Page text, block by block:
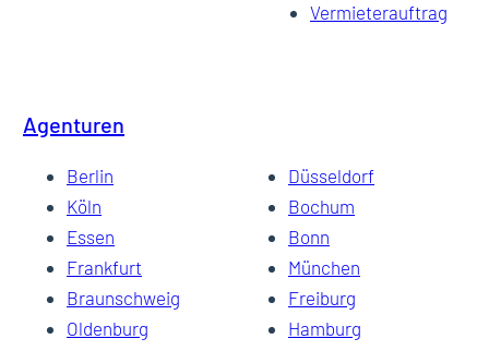
Vermieterauftrag
Agenturen
Berlin
Düsseldorf
Köln
Bochum
Essen
Bonn
Frankfurt
München
Braunschweig
Freiburg
Oldenburg
Hamburg